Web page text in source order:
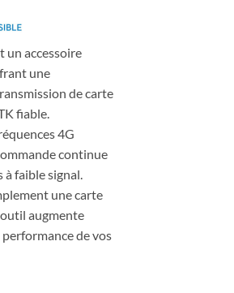
un accessoire
une
de carte
fiable.
4G
continue
à faible signal.
une carte
augmente
de vos